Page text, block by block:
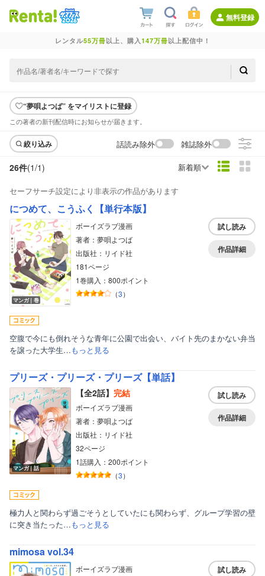
無料登録
レンタル55万冊以上、購入147万冊以上配信中！
“夢唄よつば” をマイリストに登録
この著者の新刊配信時にお知らせが届きます。
絞り込み 話読み除外 雑誌除外
26件(1/1) 新着順
セーフサーチ設定により非表示の作品があります
につめて、こうふく【単行本版】
マンガ｜巻
ボーイズラブ漫画
著者：夢唄よつば
出版社：リイド社
181ページ
1巻購入：800ポイント
（3）
試し読み
作品詳細
空腹で今にも倒れそうな青年に公園で出会い、バイト先のまかない弁当
を譲った大学生…もっと見る
プリーズ・プリーズ・プリーズ【単話】
マンガ｜話
【全2話】 完結
ボーイズラブ漫画
著者：夢唄よつば
出版社：リイド社
32ページ
1話購入：200ポイント
（3）
試し読み
作品詳細
極力人と関わらず過ごそうとしていたにも関わらず、グループ学習の壁
に突き当たった…もっと見る
mimosa vol.34
ボーイズラブ漫画
試し読み